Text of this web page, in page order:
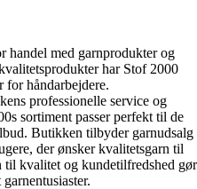
handel med garnprodukter og
har Stof 2000
for håndarbejdere.
professionelle service og
sortiment passer perfekt til de
Butikken tilbyder garnudsalg
der ønsker kvalitetsgarn til
til kvalitet og kundetilfredshed gør